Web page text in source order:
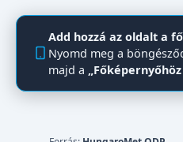
Add hozzá az oldalt a
Nyomd meg a
majd a